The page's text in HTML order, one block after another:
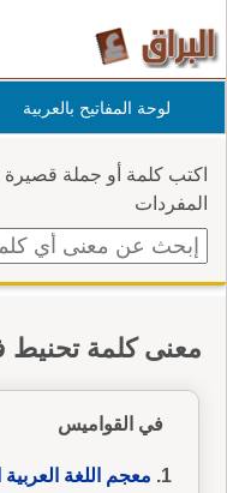
لوحة المفاتيح بالعربية
اكتب كلمة أو جملة
المفردات
معنى كلمة
في القواميس
معجم اللغة